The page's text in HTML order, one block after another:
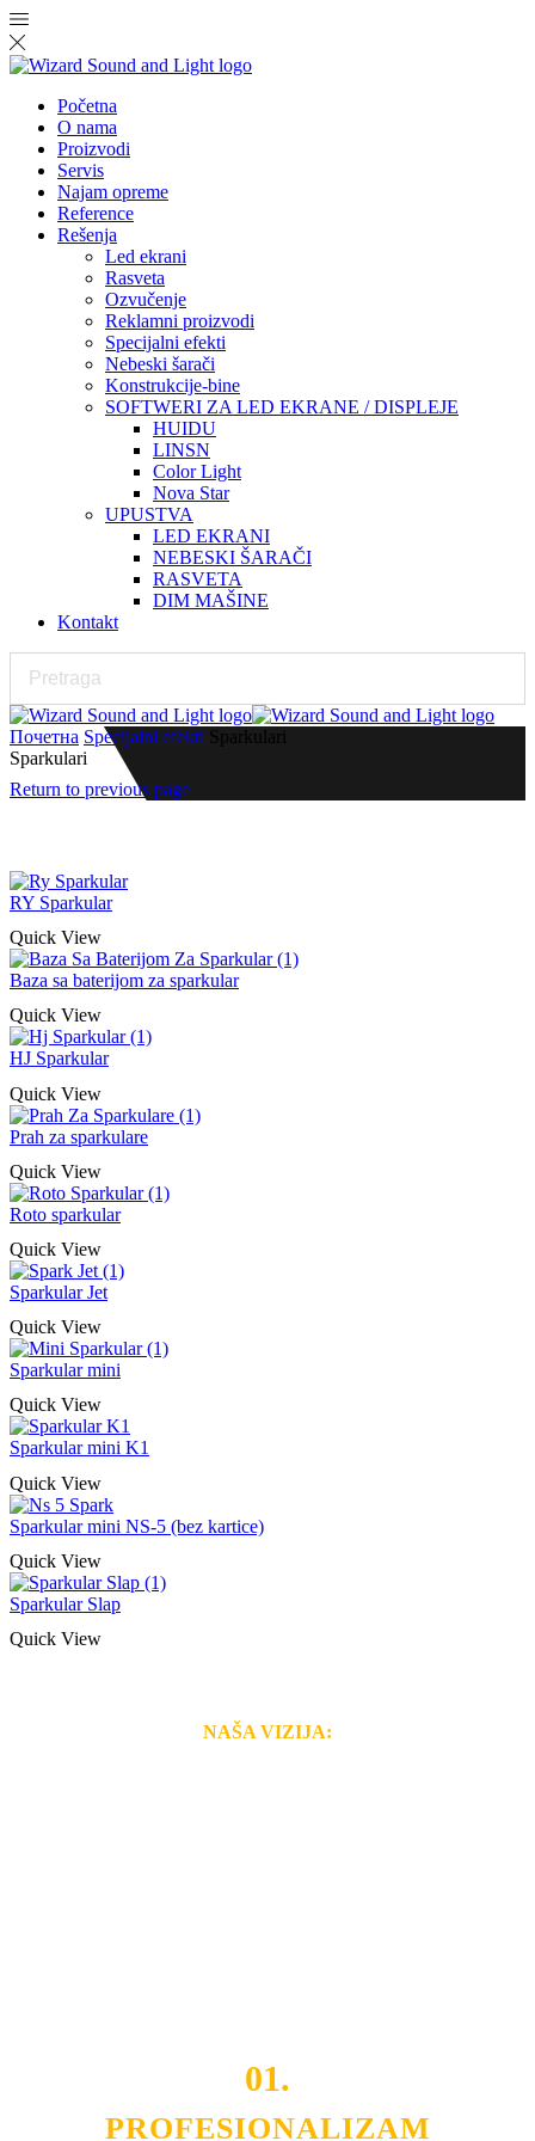
Početna
O nama
Proizvodi
Servis
Najam opreme
Reference
Rešenja
Led ekrani
Rasveta
Ozvučenje
Reklamni proizvodi
Specijalni efekti
Nebeski šarači
Konstrukcije-bine
SOFTWERI ZA LED EKRANE / DISPLEJE
HUIDU
LINSN
Color Light
Nova Star
UPUSTVA
LED EKRANI
NEBESKI ŠARAČI
RASVETA
DIM MAŠINE
Kontakt
Почетна Specijalni efekti Sparkulari
Sparkulari
Return to previous page
RY Sparkular
Quick View
Baza sa baterijom za sparkular
Quick View
HJ Sparkular
Quick View
Prah za sparkulare
Quick View
Roto sparkular
Quick View
Sparkular Jet
Quick View
Sparkular mini
Quick View
Sparkular mini K1
Quick View
Sparkular mini NS-5 (bez kartice)
Quick View
Sparkular Slap
Quick View
NAŠA VIZIJA:
01.
PROFESIONALIZAM